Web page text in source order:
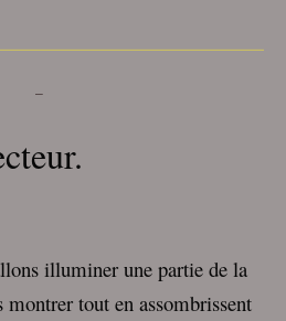
–
illuminer une partie de la
tout en assombrissent